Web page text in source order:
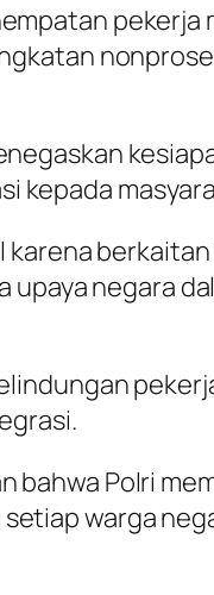
pekerja
kepada
upaya negara
bahwa Polri
warga